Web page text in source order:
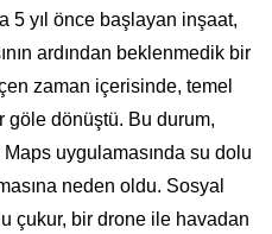
5 yıl önce başlayan inşaat,
ardından beklenmedik bir
zaman içerisinde, temel
göle dönüştü. Bu durum,
uygulamasında su dolu
neden oldu. Sosyal
çukur, bir drone ile havadan